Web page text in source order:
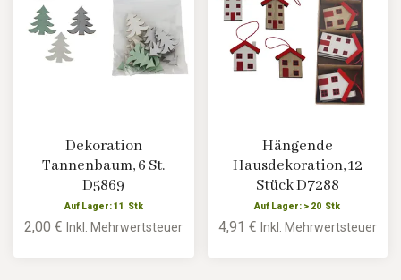
Dekoration
Tannenbaum, 6 St.
D5869
Auf Lager: 11 Stk
2,00 €Inkl. Mehrwertsteuer
Hängende
Hausdekoration, 12
Stück D7288
Auf Lager: > 20 Stk
4,91 € Inkl. Mehrwertsteuer